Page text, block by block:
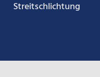
Streitschlichtung